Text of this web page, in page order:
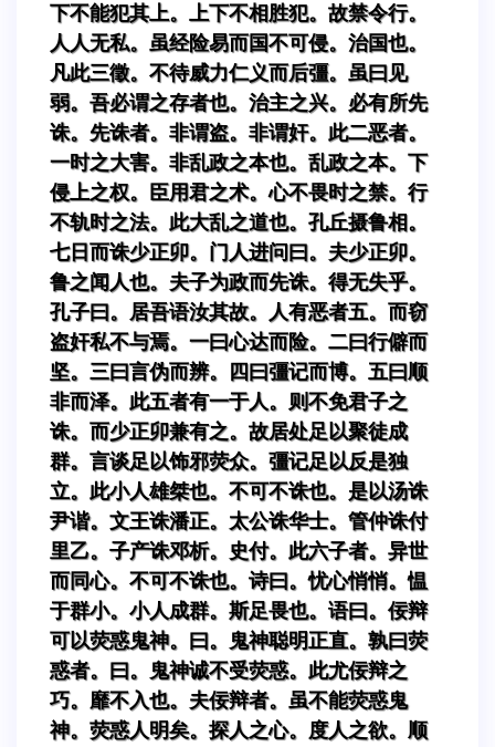
下不能犯其上。上下不相胜犯。故禁令行。
人人无私。虽经险易而国不可侵。治国也。
凡此三徵。不待威力仁义而后彊。虽曰见
弱。吾必谓之存者也。治主之兴。必有所先
诛。先诛者。非谓盗。非谓奸。此二恶者。
一时之大害。非乱政之本也。乱政之本。下
侵上之权。臣用君之术。心不畏时之禁。行
不轨时之法。此大乱之道也。孔丘摄鲁相。
七日而诛少正卯。门人进问曰。夫少正卯。
鲁之闻人也。夫子为政而先诛。得无失乎。
孔子曰。居吾语汝其故。人有恶者五。而窃
盗奸私不与焉。一曰心达而险。二曰行僻而
坚。三曰言伪而辨。四曰彊记而博。五曰顺
非而泽。此五者有一于人。则不免君子之
诛。而少正卯兼有之。故居处足以聚徒成
群。言谈足以饰邪荧众。彊记足以反是独
立。此小人雄桀也。不可不诛也。是以汤诛
尹谐。文王诛潘正。太公诛华士。管仲诛付
里乙。子产诛邓析。史付。此六子者。异世
而同心。不可不诛也。诗曰。忧心悄悄。愠
于群小。小人成群。斯足畏也。语曰。佞辩
可以荧惑鬼神。曰。鬼神聪明正直。孰曰荧
惑者。曰。鬼神诚不受荧惑。此尤佞辩之
巧。靡不入也。夫佞辩者。虽不能荧惑鬼
神。荧惑人明矣。探人之心。度人之欲。顺